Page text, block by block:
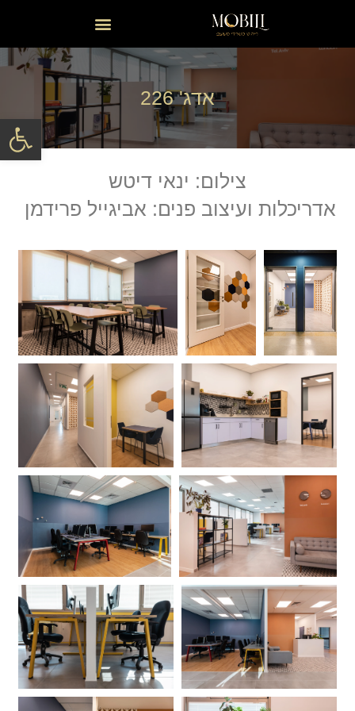
פתח
אדג' 226
צילום: ינאי דיטש
אדריכלות ועיצוב פנים: אביגייל פרידמן